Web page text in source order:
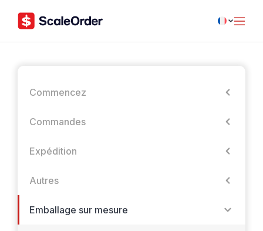
Commencez
Commandes
Expédition
Autres
Emballage sur mesure